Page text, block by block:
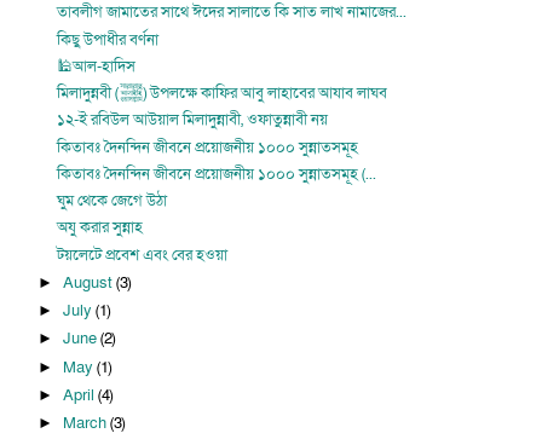
তাবলীগ জামাতের সাথে ঈদের সালাতে কি সাত লাখ নামাজের...
কিছু উপাধীর বর্ণনা
🕌আল-হাদিস
মিলাদুন্নবী (ﷺ) উপলক্ষে কাফির আবু লাহাবের আযাব লাঘব
১২-ই রবিউল আউয়াল মিলাদুন্নাবী, ওফাতুন্নাবী নয়
কিতাবঃ দৈনন্দিন জীবনে প্রয়োজনীয় ১০০০ সুন্নাতসমূহ
কিতাবঃ দৈনন্দিন জীবনে প্রয়োজনীয় ১০০০ সুন্নাতসমূহ (...
ঘুম থেকে জেগে উঠা
অযু করার সুন্নাহ
টয়লেটে প্রবেশ এবং বের হওয়া
► August(3)
► July (1)
► June(2)
► May (1)
► April (4)
► March(3)